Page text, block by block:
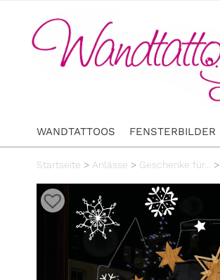
WANDTATTOOS FENSTERBILDER
Startseite > Anlässe > Geschenke für... >